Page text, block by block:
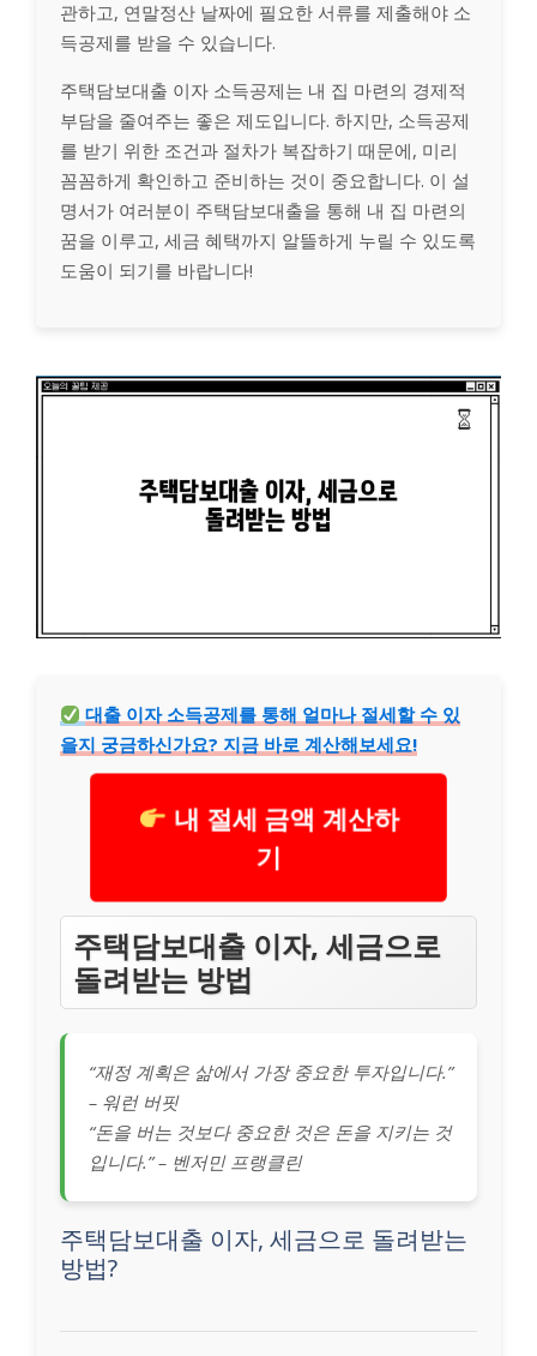
관하고, 연말정산 날짜에 필요한 서류를 제출해야 소
득공제를 받을 수 있습니다.
주택담보대출 이자 소득공제는 내 집 마련의 경제적
부담을 줄여주는 좋은 제도입니다. 하지만, 소득공제
를 받기 위한 조건과 절차가 복잡하기 때문에, 미리
꼼꼼하게 확인하고 준비하는 것이 중요합니다. 이 설
명서가 여러분이 주택담보대출을 통해 내 집 마련의
꿈을 이루고, 세금 혜택까지 알뜰하게 누릴 수 있도록
도움이 되기를 바랍니다!
대출 이자 소득공제를 통해 얼마나 절세할 수 있
을지 궁금하신가요? 지금 바로 계산해보세요!
내 절세 금액 계산하
기
주택담보대출 이자, 세금으로
돌려받는 방법
“재정 계획은 삶에서 가장 중요한 투자입니다.”
– 워런 버핏
“돈을 버는 것보다 중요한 것은 돈을 지키는 것
입니다.” – 벤저민 프랭클린
주택담보대출 이자, 세금으로 돌려받는
방법?